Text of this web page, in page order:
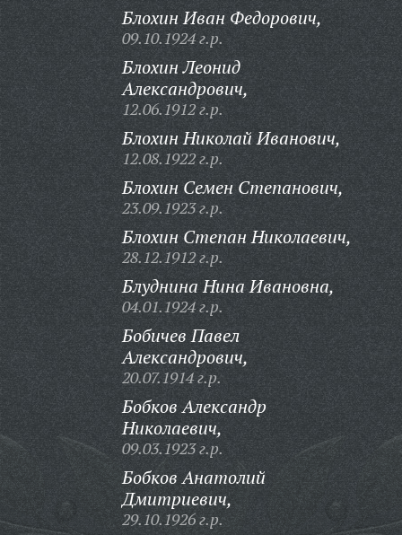
Блохин Иван Федорович,
09.10.1924 г.р.
Блохин Леонид
Александрович,
12.06.1912 г.р.
Блохин Николай Иванович,
12.08.1922 г.р.
Блохин Семен Степанович,
23.09.1923 г.р.
Блохин Степан Николаевич,
28.12.1912 г.р.
Блуднина Нина Ивановна,
04.01.1924 г.р.
Бобичев Павел
Александрович,
20.07.1914 г.р.
Бобков Александр
Николаевич,
09.03.1923 г.р.
Бобков Анатолий
Дмитриевич,
29.10.1926 г.р.